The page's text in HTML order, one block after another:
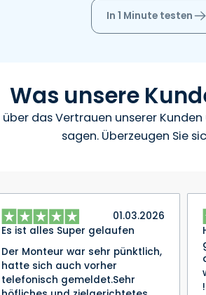
In 1 Minute testen
Was unsere
über das Vertrauen unserer
sagen. Überzeugen Sie
01.03.2026
Es ist alles Super gelaufen
Der Monteur war sehr pünktlich,
hatte sich auch vorher
telefonisch gemeldet.Sehr